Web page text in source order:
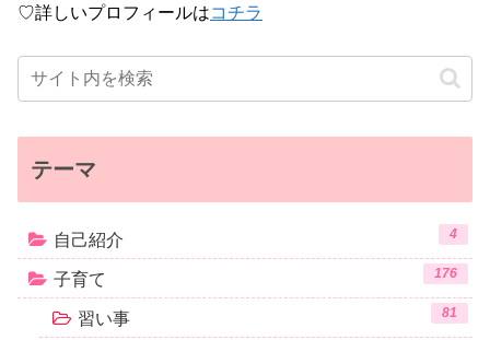
♡詳しいプロフィールはコチラ
テーマ
自己紹介 4
子育て 176
習い事 81